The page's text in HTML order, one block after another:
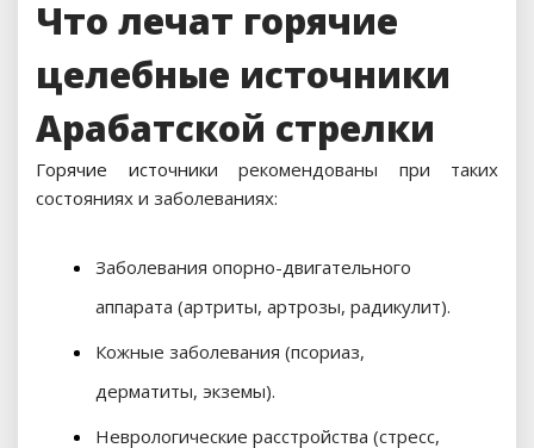
Что лечат горячие
целебные источники
Арабатской стрелки
Горячие источники рекомендованы при таких
состояниях и заболеваниях:
Заболевания опорно-двигательного
аппарата (артриты, артрозы, радикулит).
Кожные заболевания (псориаз,
дерматиты, экземы).
Неврологические расстройства (стресс,